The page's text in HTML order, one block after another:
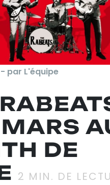
- par L'équipe
DE
2 MIN. DE